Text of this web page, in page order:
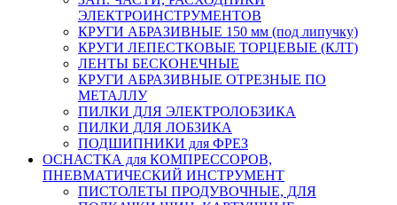
ЭЛЕКТРОИНСТРУМЕНТОВ
КРУГИ АБРАЗИВНЫЕ 150 мм (под липучку)
КРУГИ ЛЕПЕСТКОВЫЕ ТОРЦЕВЫЕ (КЛТ)
ЛЕНТЫ БЕСКОНЕЧНЫЕ
КРУГИ АБРАЗИВНЫЕ ОТРЕЗНЫЕ ПО
МЕТАЛЛУ
ПИЛКИ ДЛЯ ЭЛЕКТРОЛОБЗИКА
ПИЛКИ ДЛЯ ЛОБЗИКА
ПОДШИПНИКИ для ФРЕЗ
ОСНАСТКА для КОМПРЕССОРОВ,
ПНЕВМАТИЧЕСКИЙ ИНСТРУМЕНТ
ПИСТОЛЕТЫ ПРОДУВОЧНЫЕ, ДЛЯ